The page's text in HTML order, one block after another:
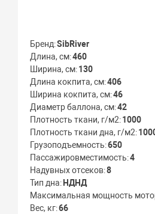
Бренд SibRiver
Длина, см 460
Ширина, см 130
Длина кокпита, см 406
Ширина кокпита, см 46
Диаметр баллона, см 42
Плотность ткани, г/м2 1000
Плотность ткани дна, г/м2
Грузоподъемность 650
Пассажировместимость 4
Надувных отсеков 8
Тип дна НДНД
Максимальная мощность
Вес, кг 66